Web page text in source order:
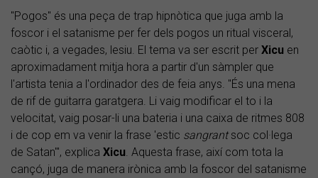
"Pogos" és una peça de trap hipnòtica que juga amb la
foscor i el satanisme per fer dels pogos un ritual visceral,
caòtic i, a vegades, lesiu. El tema va ser escrit per Xicu en
aproximadament mitja hora a partir d'un sàmpler que
l'artista tenia a l'ordinador des de feia anys. "És una mena
de rif de guitarra garatgera. Li vaig modificar el to i la
velocitat, vaig posar-li una bateria i una caixa de ritmes 808
i de cop em va venir la frase 'estic sangrantsoc col·lega
de Satan'", explica Xicu. Aquesta frase, així com tota la
cançó, juga de manera irònica amb la foscor del satanisme